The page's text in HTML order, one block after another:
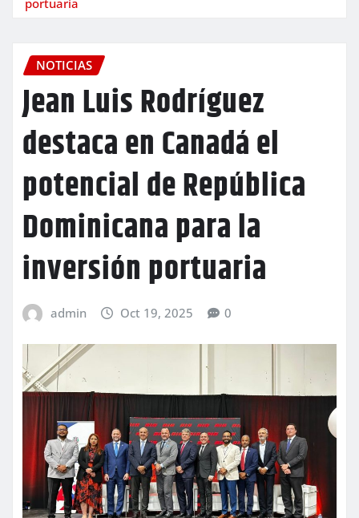
NOTICIAS
Jean Luis Rodríguez
destaca en Canadá el
potencial de República
Dominicana para la
inversión portuaria
admin Oct 19, 2025 0